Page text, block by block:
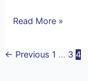
Read More »
← Previous 1 … 3 4